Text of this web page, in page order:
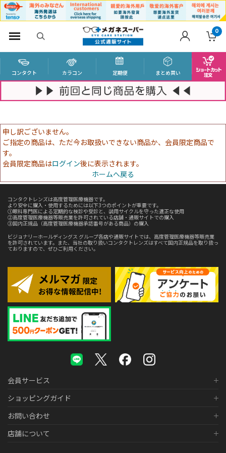
0
コンタクト カラコン 定期便 まとめ買い
申し訳ございません。
ご指定の商品は、ただ今お取扱いできない商品か、会員限定商品で
す。
会員限定商品はログイン後に表示されます。
ホームへ戻る
コンタクトレンズは高度管理医療機器です。
より安全に購入・使用するためには以下3つのポイントが重要です。
①眼科専門医による定期的な検診や受診と、装用サイクルを守った適正な使用
②高度管理医療機器等販売業を許可されている店舗・通販サイトでの購入
③国内正規品（高度管理医療機器承認番号がある商品）の購入
ビジョナリーホールディングス グループ各店や通販サイトでは、高度管理医療機器等販売業
を許可されています。また、当社の取り扱いコンタクトレンズはすべて国内正規品を取り扱っ
ておりますので、ぜひご利用ください。
会員サービス
ショッピングガイド
お問い合わせ
店舗について